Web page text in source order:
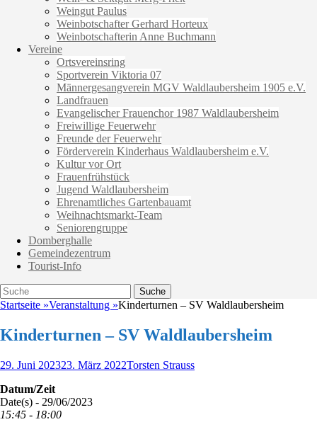
Weingut Paulus
Weinbotschafter Gerhard Horteux
Weinbotschafterin Anne Buchmann
Vereine
Ortsvereinsring
Sportverein Viktoria 07
Männergesangverein MGV Waldlaubersheim 1905 e.V.
Landfrauen
Evangelischer Frauenchor 1987 Waldlaubersheim
Freiwillige Feuerwehr
Freunde der Feuerwehr
Förderverein Kinderhaus Waldlaubersheim e.V.
Kultur vor Ort
Frauenfrühstück
Jugend Waldlaubersheim
Ehrenamtliches Gartenbauamt
Weihnachtsmarkt-Team
Seniorengruppe
Domberghalle
Gemeindezentrum
Tourist-Info
Suche
Suche
nach:
Startseite »Veranstaltung »Kinderturnen – SV Waldlaubersheim
Kinderturnen – SV Waldlaubersheim
Veröffentlicht
29. Juni 202323. März 2022Autor
Torsten Strauss
Datum/Zeit
Date(s) - 29/06/2023
15:45 - 18:00